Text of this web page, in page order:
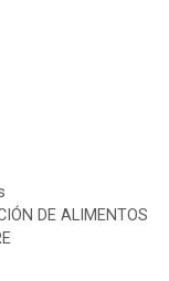
DE ALIMENTOS